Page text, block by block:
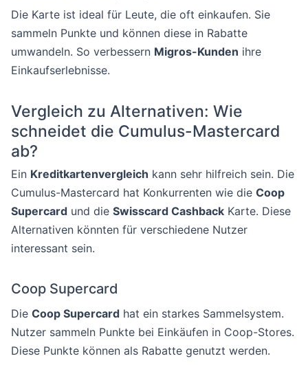
Die Karte ist ideal für Leute, die oft einkaufen. Sie
sammeln Punkte und können diese in Rabatte
umwandeln. So verbessern Migros-Kunden ihre
Einkaufserlebnisse.
Vergleich zu Alternativen: Wie
schneidet die Cumulus-Mastercard
ab?
Ein Kreditkartenvergleich kann sehr hilfreich sein. Die
Cumulus-Mastercard hat Konkurrenten wie die Coop
Supercard und die Swisscard Cashback Karte. Diese
Alternativen könnten für verschiedene Nutzer
interessant sein.
Coop Supercard
Die Coop Supercard hat ein starkes Sammelsystem.
Nutzer sammeln Punkte bei Einkäufen in Coop-Stores.
Diese Punkte können als Rabatte genutzt werden.